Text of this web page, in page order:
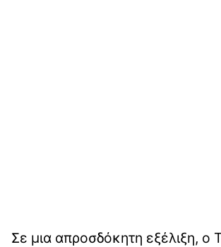
Σε μια απροσδόκητη εξέλιξη, ο